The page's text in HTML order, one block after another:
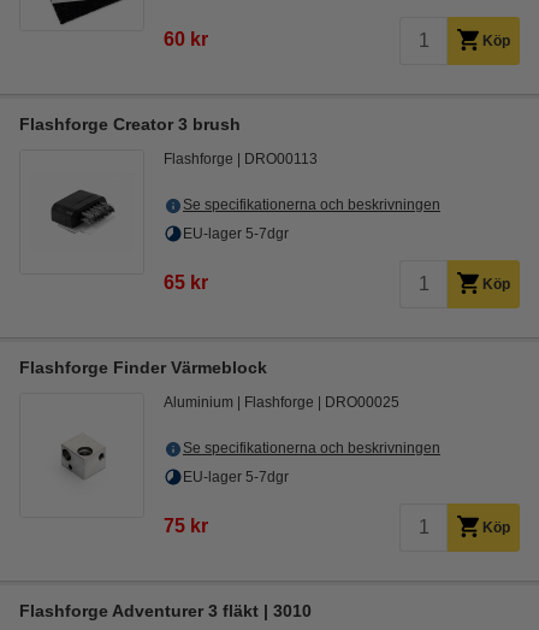
60 kr Köp
Flashforge Creator 3 brush
Flashforge DRO00113
Se specifikationerna och beskrivningen
EU-lager 5-7dgr
65 kr Köp
Flashforge Finder Värmeblock
Aluminium Flashforge DRO00025
Se specifikationerna och beskrivningen
EU-lager 5-7dgr
75 kr Köp
Flashforge Adventurer 3 fläkt | 3010